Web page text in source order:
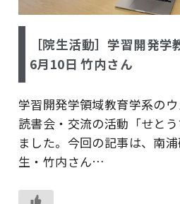
［院生活動］学習開発
6月10日 竹内さん
学習開発学領域教育学系の
読書会・交流の活動「せと
ました。今回の記事は、南
生・竹内さん…